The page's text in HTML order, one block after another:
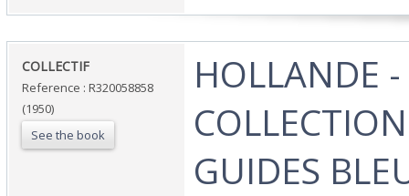
‎COLLECTIF‎
Reference : R320058858
(1950)
See the book
‎HOLLANDE -
GUIDES